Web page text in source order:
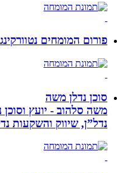
פורום המומחים נטוורקינג
סוכן נדלן משה
משה סלהוב - יועץ וסוכן
נדל”ן, שיווק והשקעות